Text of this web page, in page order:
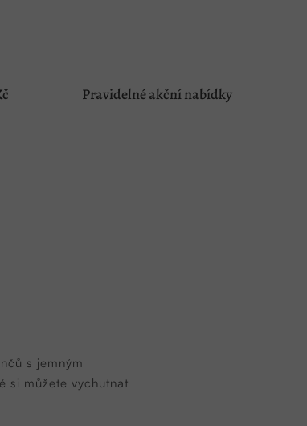
Pravidelné akční nabídky
s jemným
si můžete vychutnat